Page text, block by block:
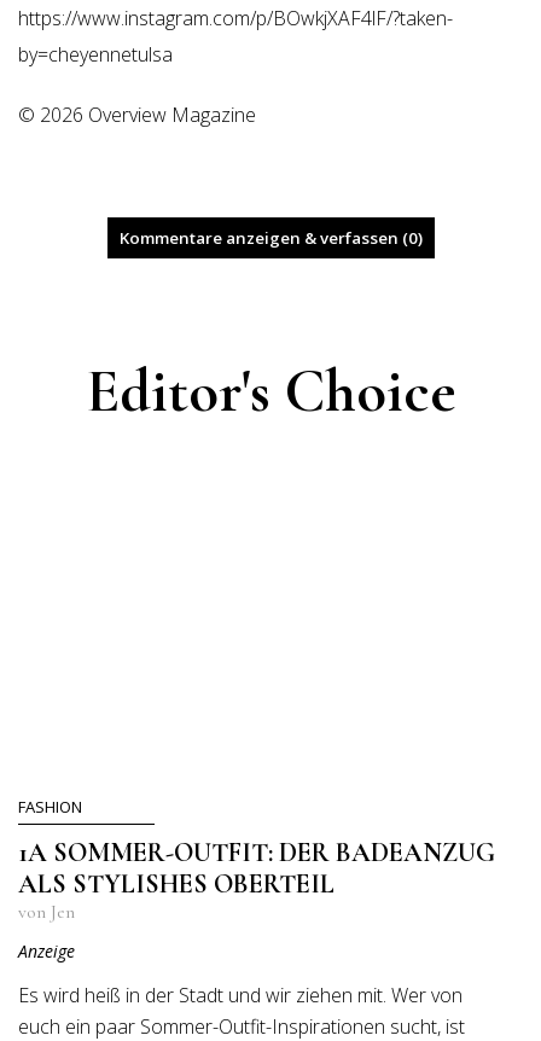
https://www.instagram.com/p/BOwkjXAF4lF/?taken-
by=cheyennetulsa
© 2026 Overview Magazine
Kommentare anzeigen & verfassen (0)
Editor's Choice
FASHION
1A SOMMER-OUTFIT: DER BADEANZUG
ALS STYLISHES OBERTEIL
von Jen
Anzeige
Es wird heiß in der Stadt und wir ziehen mit. Wer von
euch ein paar Sommer-Outfit-Inspirationen sucht, ist